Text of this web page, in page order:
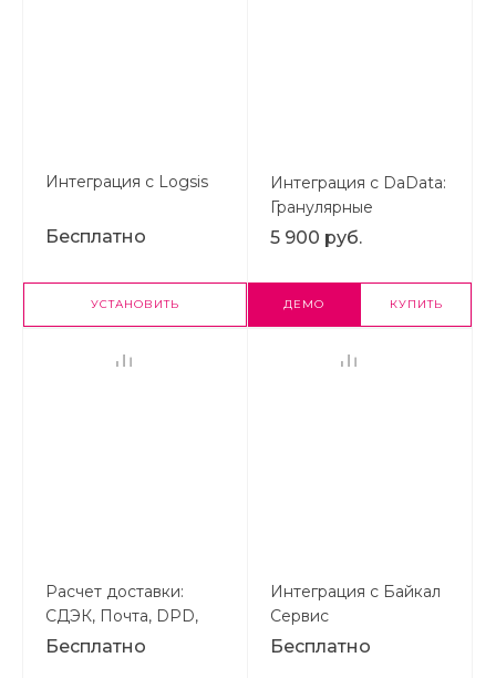
Интеграция с Logsis
Бесплатно
УСТАНОВИТЬ
Интеграция с DaData:
Гранулярные
подсказки,
и реквизитов заказа
5 900 руб.
ДЕМО КУПИТЬ
Расчет доставки:
СДЭК, Почта, DPD,
Boxberry, Яндекс
Бесплатно
Интеграция с Байкал
Сервис
Бесплатно